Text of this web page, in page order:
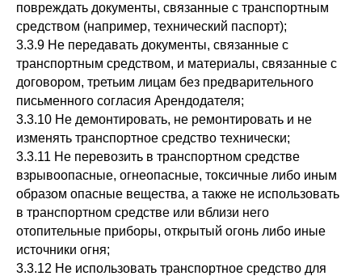
повреждать документы, связанные с транспортным
средством (например, технический паспорт);
3.3.9 Не передавать документы, связанные с
транспортным средством, и материалы, связанные с
договором, третьим лицам без предварительного
письменного согласия Арендодателя;
3.3.10 Не демонтировать, не ремонтировать и не
изменять транспортное средство технически;
3.3.11 Не перевозить в транспортном средстве
взрывоопасные, огнеопасные, токсичные либо иным
образом опасные вещества, а также не использовать
в транспортном средстве или вблизи него
отопительные приборы, открытый огонь либо иные
источники огня;
3.3.12 Не использовать транспортное средство для